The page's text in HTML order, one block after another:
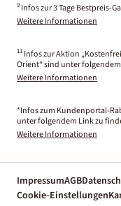
9 Infos zur 3 Tage Bestpreis-
Weitere Informationen
11 Infos zur Aktion
Orient“ sind unter
Weitere Informationen
*Infos zum Kundenportal-
unter folgendem Link zu
Weitere Informationen
ImpressumAGB
Cookie-Einstellungen